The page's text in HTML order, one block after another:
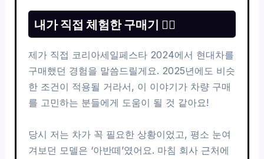
내가 직접 체험한 구매기 💁‍♂️
제가 직접 코리아세일페스타 2024에서 현대차를
구매했던 경험을 말씀드릴게요. 2025년에도 비슷
한 조건이 적용될 거라서, 이 이야기가 차량 구매
를 고민하는 분들에게 도움이 될 것 같아요!
당시 저는 차가 꼭 필요한 상황이었고, 평소 눈여
겨보던 모델은 ‘아반떼’였어요. 마침 회사 근처에